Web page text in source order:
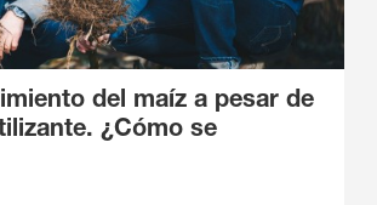
del maíz a pesar de
¿Cómo se